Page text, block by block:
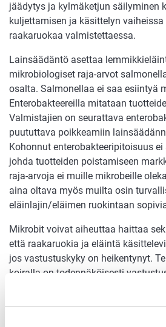
jäädytys ja kylmäketjun säilyminen
kuljettamisen ja käsittelyn
raakaruokaa valmistettaessa.
Lainsäädäntö asettaa
mikrobiologiset raja-arvot
osalta. Salmonellaa ei saa esiintyä
Enterobakteereilla mitataan
Valmistajien on seurattava
puututtava poikkeamiin
Kohonnut enterobakteeripitoisuus
johda tuotteiden poistamiseen
raja-arvoja ei muille mikrobeille
aina oltava myös muilta osin
eläinlajin/eläimen ruokintaan
Mikrobit voivat aiheuttaa haittaa
että raakaruokia ja eläintä
jos vastustuskyky on heikentynyt.
koiralla on todennäköisesti
mikrobeita vastaan, mutta mm.